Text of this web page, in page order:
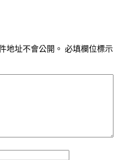
地址不會公開。 必填欄位標示